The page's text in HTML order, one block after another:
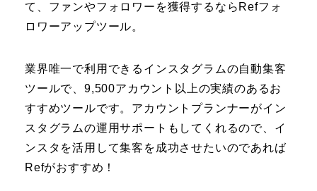
て、ファンやフォロワーを獲得するならRefフォ
ロワーアップツール。
業界唯一で利用できるインスタグラムの自動集客
ツールで、9,500アカウント以上の実績のあるお
すすめツールです。アカウントプランナーがイン
スタグラムの運用サポートもしてくれるので、イ
ンスタを活用して集客を成功させたいのであれば
Refがおすすめ！